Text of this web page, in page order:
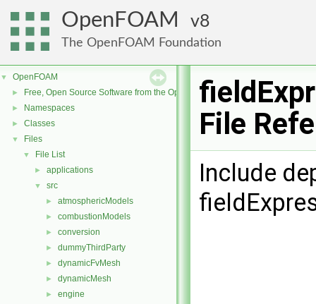
OpenFOAM 8
The OpenFOAM Foundation
▼ OpenFOAM
► Free, Open Source Software from the OpenFOAM Foundation
► Namespaces
► Classes
▼ Files
▼ File List
► applications
▼ src
► atmosphericModels
► combustionModels
► conversion
► dummyThirdParty
► dynamicFvMesh
► dynamicMesh
► engine
File
Include